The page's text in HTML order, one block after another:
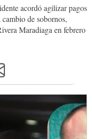
acordó agilizar pagos
de sobornos,
Maradiaga en febrero